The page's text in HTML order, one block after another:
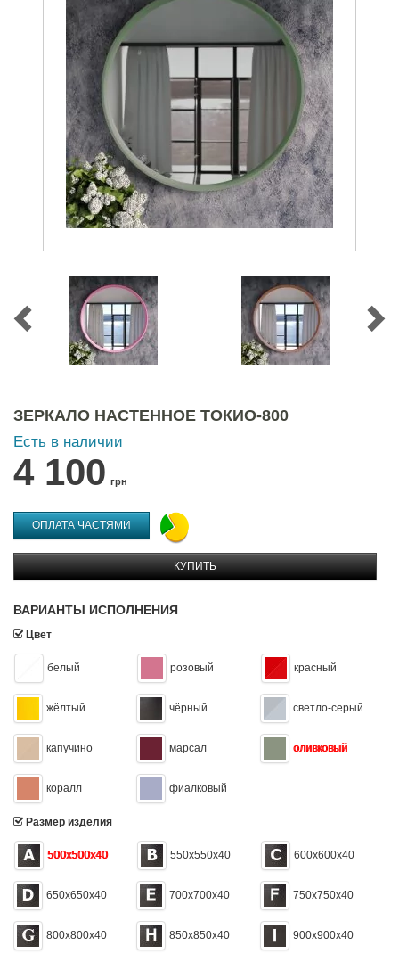
ЗЕРКАЛО НАСТЕННОЕ ТОКИО-800
Есть в наличии
4 100 грн
ОПЛАТА ЧАСТЯМИ
КУПИТЬ
ВАРИАНТЫ ИСПОЛНЕНИЯ
Цвет
белый розовый красный
жёлтый чёрный светло-серый
капучино марсал оливковый
коралл фиалковый
Размер изделия
500x500x40 550x550x40 600x600x40
650x650x40 700x700x40 750x750x40
800x800x40 850x850x40 900x900x40